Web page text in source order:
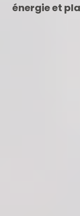
énergie et